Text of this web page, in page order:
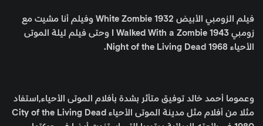
فيلم الزومبي الأبيض White Zombie 1932 وفيلم أنا مشيت مع
زومبي I Walked With a Zombie 1943 وحتى فيلم ليلة الموتى
الأحياء Night of the Living Dead 1968.
وعموما أحمد خالد توفيق متأثر بشدة بأفلام الموتى الأحياء,استفاد
مثلا من أفلام مثل مدينة الموتى الأحياء City of the Living Dead